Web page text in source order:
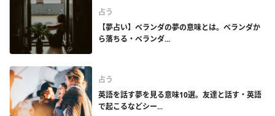
占う
【夢占い】ベランダの夢の意味とは。ベランダか
ら落ちる・ベランダ...
占う
英語を話す夢を見る意味10選。友達と話す・英語
で起こるなどシー...